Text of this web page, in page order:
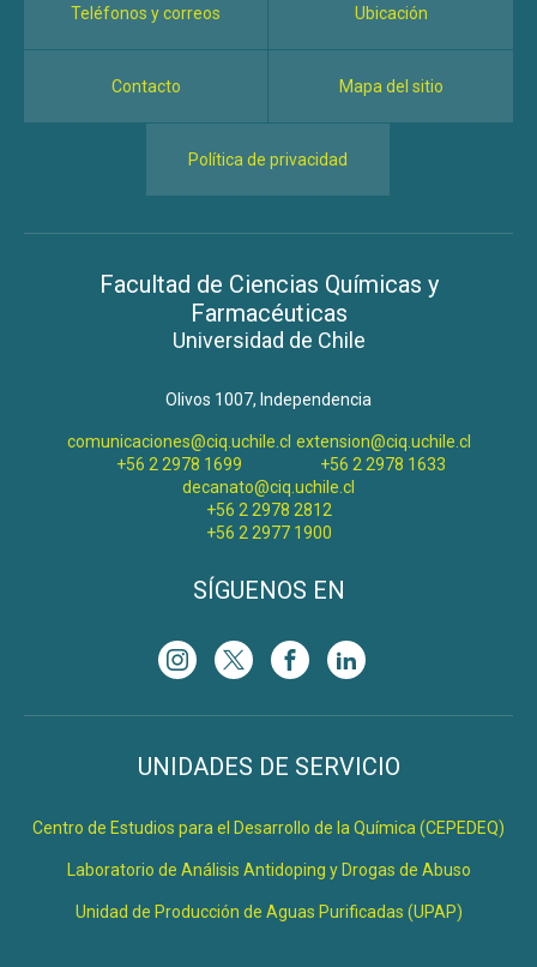
Teléfonos y correos Ubicación
Contacto Mapa del sitio
Política de privacidad
Facultad de Ciencias Químicas y
Farmacéuticas
Universidad de Chile
Olivos 1007, Independencia
comunicaciones@ciq.uchile.cl
+56 2 2978 1699
extension@ciq.uchile.cl
+56 2 2978 1633
decanato@ciq.uchile.cl
+56 2 2978 2812
+56 2 2977 1900
SÍGUENOS EN
UNIDADES DE SERVICIO
Centro de Estudios para el Desarrollo de la Química (CEPEDEQ)
Laboratorio de Análisis Antidoping y Drogas de Abuso
Unidad de Producción de Aguas Purificadas (UPAP)